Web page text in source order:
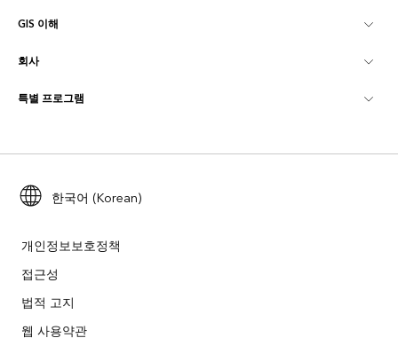
매핑
ArcGIS Online
Developer Technology
ArcGIS Location Platform
Esri 스토어
ArcGIS Architecture Center
Esri 커뮤니티
ArcGIS Blog
사용자 리서치 및 테스트
Esri Young Professionals Network
이벤트
GIS 이해
GIS란?
로케이션 인텔리전스
교육
ArcUser
ArcWatch
회사
Esri 정보
채용
파트너
기업윤리강령
특별 프로그램
ArcGIS for Student Use
재난 대응
교육
한국어 (Korean)
개인정보보호정책
접근성
법적 고지
웹 사용약관